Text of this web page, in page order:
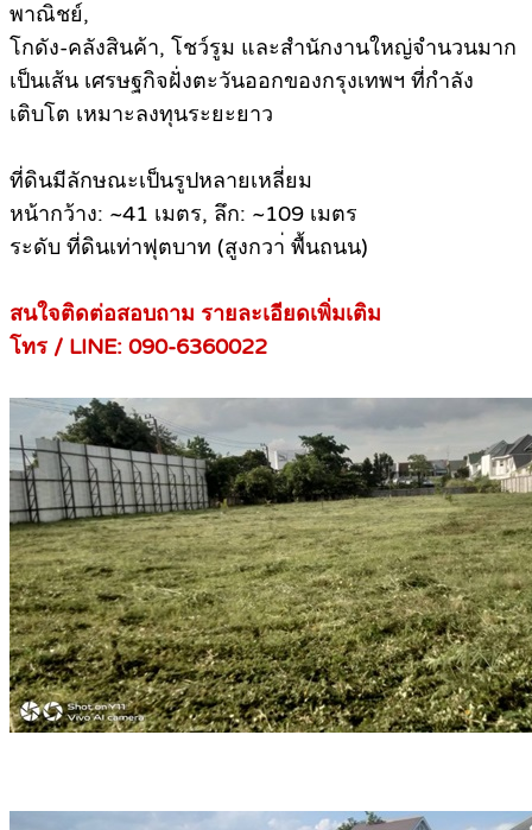
พาณิชย์,
โกดัง-คลังสินค้า, โชว์รูม และสำนักงานใหญ่จำนวนมาก
เป็นเส้น เศรษฐกิจฝั่งตะวันออกของกรุงเทพฯ ที่กำลัง
เติบโต เหมาะลงทุนระยะยาว
ที่ดินมีลักษณะเป็นรูปหลายเหลี่ยม
หน้ากว้าง: ~41 เมตร, ลึก: ~109 เมตร
ระดับ ที่ดินเท่าฟุตบาท (สูงกวา่ พื้นถนน)
สนใจติดต่อสอบถาม รายละเอียดเพิ่มเติม
โทร / LINE: 090-6360022